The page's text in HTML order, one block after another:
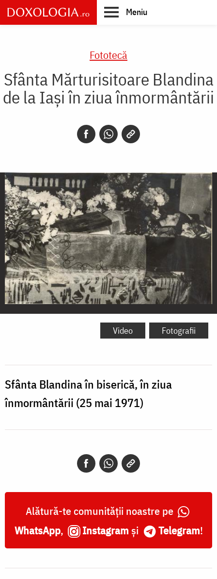
Skip
to
main
Meniu
Fototecă
Sfânta Mărturisitoare Blandina
de la Iași în ziua înmormântării
Sfânta
de
la
Iași
ziua
Video Fotografii
Sfânta Blandina în biserică, în ziua
înmormântării (25 mai 1971)
Alătură-te comunității noastre pe
WhatsApp, Instagram și Telegram!